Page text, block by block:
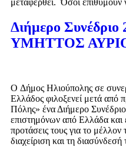
μεταφερθεί. Όσοι
Διήμερο
ΥΜΗΤΤΟΣ
O Δήμος Ηλιούπολης σε
Ελλάδος φιλοξενεί μετά από
Πόλης» ένα Διήμερο
επιστημόνων από Ελλάδα και
προτάσεις τους για το
διαχείριση και τη